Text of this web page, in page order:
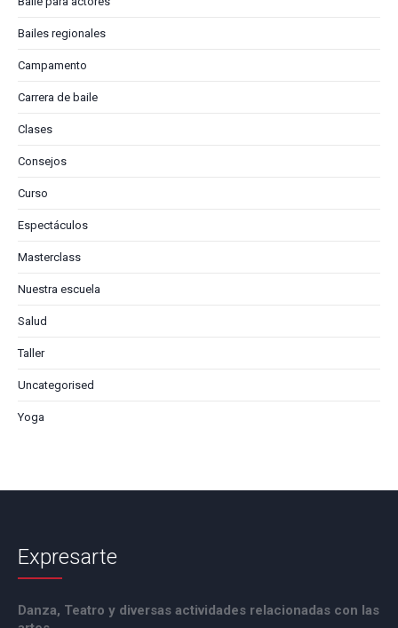
Bailes regionales
Campamento
Carrera de baile
Clases
Consejos
Curso
Espectáculos
Masterclass
Nuestra escuela
Salud
Taller
Uncategorised
Yoga
Expresarte
Danza, Teatro y diversas actividades relacionadas con las